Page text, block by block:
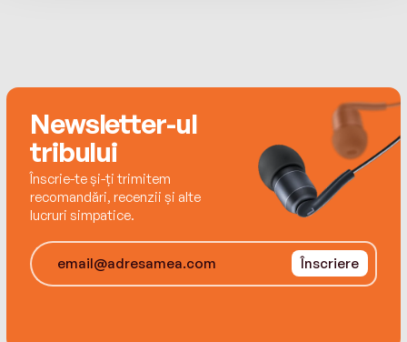
Newsletter-ul
tribului
Înscrie-te și-ți trimitem
recomandări, recenzii și alte
lucruri simpatice.
Înscriere